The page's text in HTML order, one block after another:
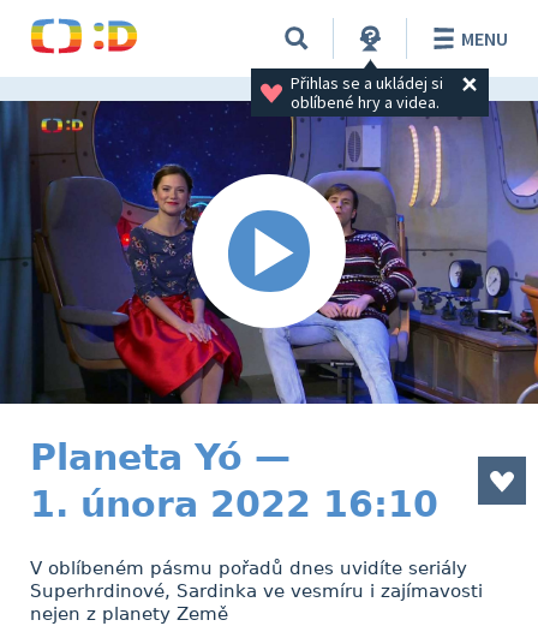
Přihlas se a ukládej si
oblíbené hry a videa.
MENU
Planeta Yó —
1. února 2022 16:10
V oblíbeném pásmu pořadů dnes uvidíte seriály
Superhrdinové, Sardinka ve vesmíru i zajímavosti
nejen z planety Země